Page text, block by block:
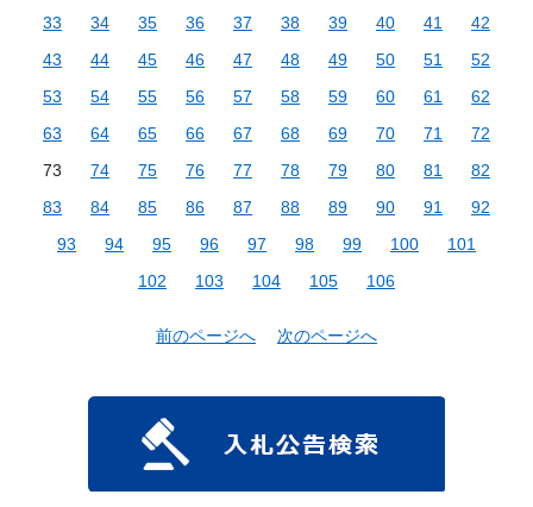
33
34 35 36 37 38 39 40 41
42
43
44 45 46 47 48 49 50 51
52
53
54 55 56 57 58 59 60 61
62
63
64 65 66 67 68 69 70 71
72
73
74 75 76 77 78 79 80 81
82
83
84 85 86 87 88 89 90 91
92
93
94 95 96 97 98 99 100
101
102
103 104 105 106
前のページへ 次のページへ